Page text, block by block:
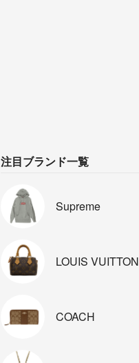
注目ブランド一覧
Supreme
LOUIS VUITTON
COACH